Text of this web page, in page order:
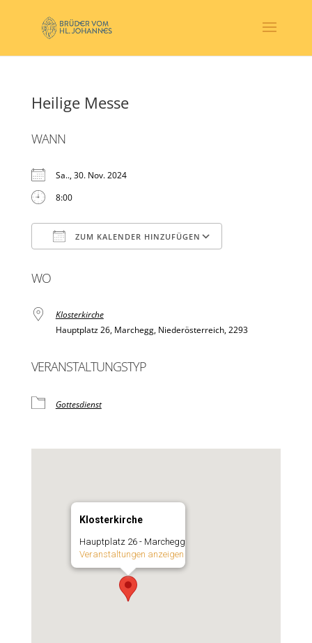
Heilige Messe
WANN
Sa.., 30. Nov. 2024
8:00
ZUM KALENDER HINZUFÜGEN
WO
Klosterkirche
Hauptplatz 26, Marchegg, Niederösterreich, 2293
VERANSTALTUNGSTYP
Gottesdienst
Klosterkirche
Hauptplatz 26 - Marchegg
Veranstaltungen anzeigen